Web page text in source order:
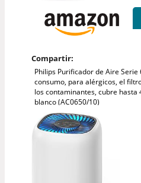
Compartir:
Philips Purificador de Aire
consumo, para alérgicos, el
los contaminantes, cubre hasta
blanco (AC0650/10)